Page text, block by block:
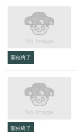
開催終了
開催終了